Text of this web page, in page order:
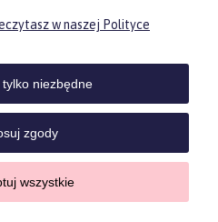
KONTAKTPOMOC MOJE
Shoper.pl
pierwszyzakup.
w naszej Polityce
niezbędne
zgody
wszystkie